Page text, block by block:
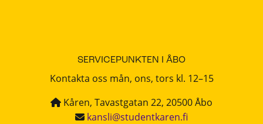
SERVICEPUNKTEN I ÅBO
Kontakta oss mån, ons, tors kl. 12–15
Kåren, Tavastgatan 22, 20500 Åbo
kansli@studentkaren.fi